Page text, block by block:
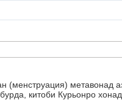
(менструация) метавонад
китоби Курьонро